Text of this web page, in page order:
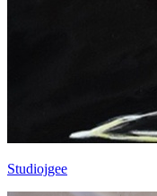
Studiojgee